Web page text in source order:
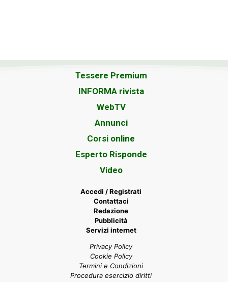
Tessere Premium
INFORMA rivista
WebTV
Annunci
Corsi online
Esperto Risponde
Video
Accedi / Registrati
Contattaci
Redazione
Pubblicità
Servizi internet
Privacy Policy
Cookie Policy
Termini e Condizioni
Procedura esercizio diritti